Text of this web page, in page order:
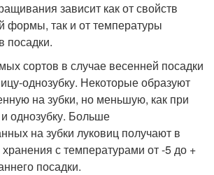
зависит как от свойств
формы, так и от температуры
посадки.
сортов в случае весенней посадки
однозубку. Некоторые образуют
на зубки, но меньшую, как при
однозубку. Больше
на зубки луковиц получают в
с температурами от -5 до +
посадки.